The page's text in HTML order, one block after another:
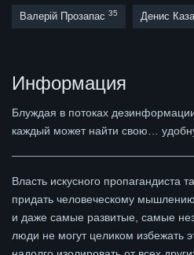
Валерій Прозапас 35 Денис
Информация
Блуждая в потоках
каждый может найти свою…
Власть искусного пропагандиста
придать человеческому
и даже самые развитые, самые
люди не могут целиком избежать